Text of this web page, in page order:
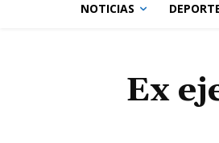
NOTICIAS
Ex